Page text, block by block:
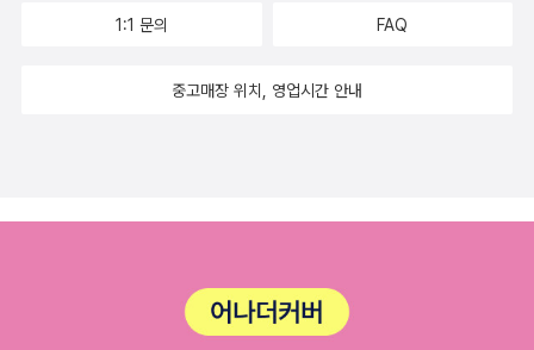
라고 하니 나머지 작품들도 찾아서 읽어봐야겠다. ♤ 리뷰어
알면 속이 부글부글하겠지요...?!)그리고 그날 저녁 매드빅은
는 사실이...그래서 사건의 조각들은 단 한 사람을 항하고 있
고, 지금 일어나는 일도 마찬가지야. 『업저버』는 우리 반대
편에 섰으니 폴에게 타격을 줄 기사가 진실인지 아닌지 따위
다. 테일러와 딸 오팔의 교제를 반대하는 이 미묘한 관계가
이 사건의 진실을 추적하며 본격적인 이야기가 시작된다. ​살
확정해 나간다. 이 소설이 정치판이여서일까. 1931년에 쓰
아니 마치 데칼코마니처럼 그대로 옮겨놓은 듯 하다. 정치인
은 경찰서장을 압박해 당장 영업 정지라는 초강수를 두고 장
1:1 문의 FAQ
중고매장 위치, 영업시간 안내